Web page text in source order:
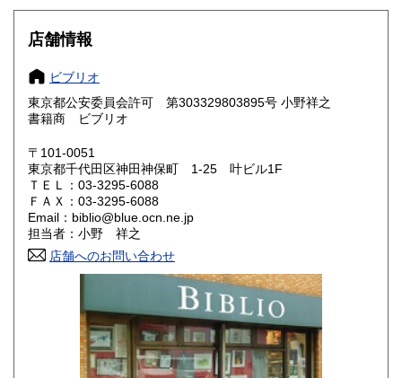
滋賀県 660円 京都府 660円
大阪府
奈良県
鳥取県
岡山県 660円 広島県
山口県 660円
香川県
660円 福岡県
660円 長崎県
660円 大分県
店舗情報
ビブリオ
東京都公安委員会許可 第303329803895号 小野祥之
書籍商 ビブリオ
〒101-0051
東京都千代田区神田神保町 1-25 叶ビル1F
ＴＥＬ：03-3295-6088
ＦＡＸ：03-3295-6088
Email：biblio@blue.ocn.ne.jp
担当者：小野 祥之
店舗へのお問い合わせ